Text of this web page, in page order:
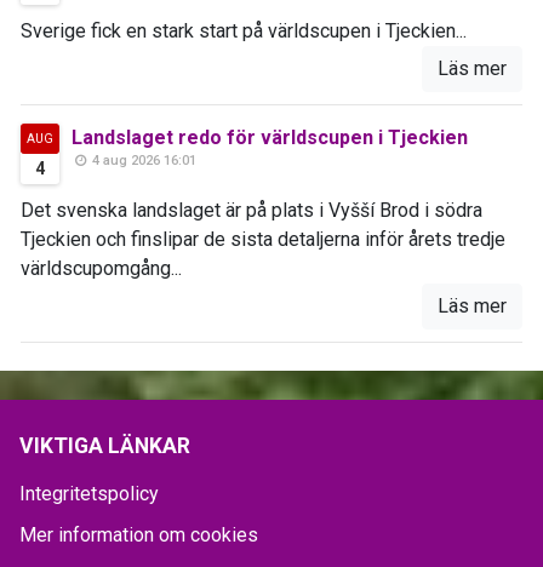
Sverige fick en stark start på världscupen i Tjeckien...
Läs mer
AUG
4
Landslaget redo för världscupen i Tjeckien
4 aug 2026 16:01
Det svenska landslaget är på plats i Vyšší Brod i södra
Tjeckien och finslipar de sista detaljerna inför årets tredje
världscupomgång...
Läs mer
VIKTIGA LÄNKAR
Integritetspolicy
Mer information om cookies